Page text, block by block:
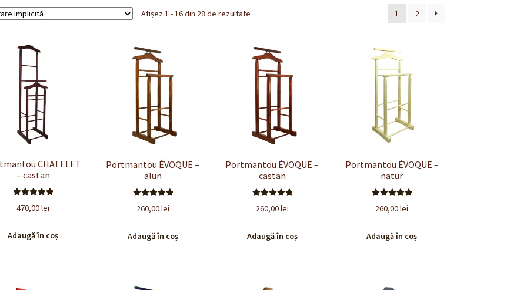
Afișez 1 - 16 din 28 de rezultate 1 2
CHATELET
– castan
5.00
470,00lei
Adaugă în coș
Portmantou ÉVOQUE –
alun
5.00
260,00lei
Adaugă în coș
Portmantou ÉVOQUE –
castan
5.00
260,00lei
Adaugă în coș
Portmantou ÉVOQUE –
natur
5.00
260,00lei
Adaugă în coș